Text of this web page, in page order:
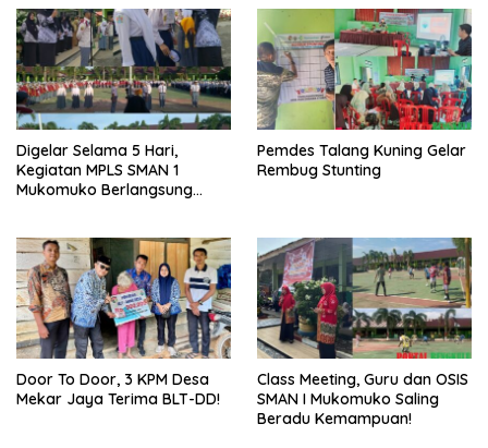
Digelar Selama 5 Hari,
Kegiatan MPLS SMAN 1
Mukomuko Berlangsung
Pemdes Talang Kuning Gelar
Rembug Stunting
Door To Door, 3 KPM Desa
Mekar Jaya Terima BLT-DD!
Class Meeting, Guru dan OSIS
SMAN I Mukomuko Saling
Beradu Kemampuan!